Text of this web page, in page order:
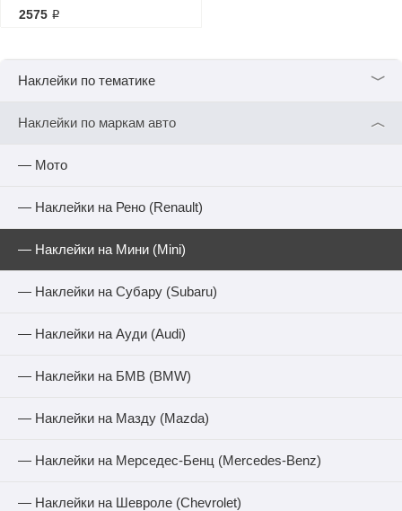
2575 ₽
Наклейки по тематике ﹀
Наклейки по маркам авто ︿
— Мото
— Наклейки на Рено (Renault)
— Наклейки на Мини (Mini)
— Наклейки на Субару (Subaru)
— Наклейки на Ауди (Audi)
— Наклейки на БМВ (BMW)
— Наклейки на Мазду (Mazda)
— Наклейки на Мерседес-Бенц (Mercedes-Benz)
— Наклейки на Шевроле (Chevrolet)